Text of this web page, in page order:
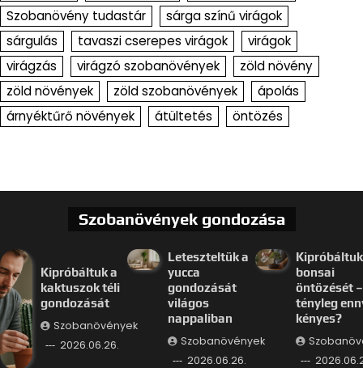
Szobanövény tudastár
sárga színű virágok
sárgulás
tavaszi cserepes virágok
virágok
virágzás
virágzó szobanövények
zöld növény
zöld növények
zöld szobanövények
ápolás
árnyéktűrő növények
átültetés öntözés
Szobanövények gondozása
Kipróbáltuk a
kaktuszok téli
gondozását
Szobanövények
2026.06.26.
Leteszteltük a
yucca
gondozását
világos
nappaliban
Szobanövények
2026.06.26.
bonsai
öntözését –
tényleg
kényes?